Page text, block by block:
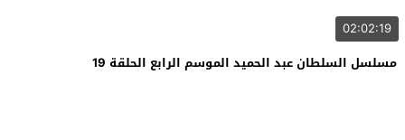
02:02:19
مسلسل السلطان عبد الحميد الموسم الرابع الحلقة 19